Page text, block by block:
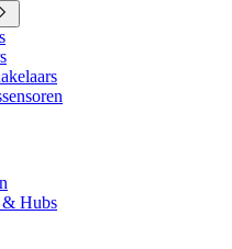
& Hubs